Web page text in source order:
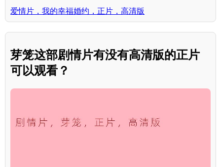
爱情片，我的幸福婚约，正片，高清版
芽笼这部剧情片有没有高清版的正片
可以观看？